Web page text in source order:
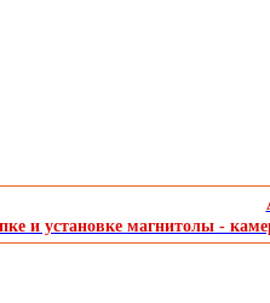
и установке магнитолы -